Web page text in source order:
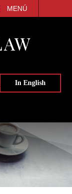
MENÚ
In English